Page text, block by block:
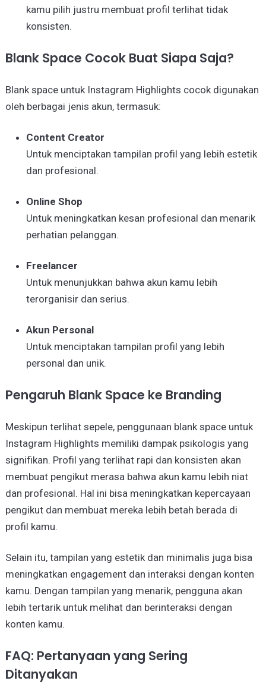
kamu pilih justru membuat profil terlihat tidak
konsisten.
Blank Space Cocok Buat Siapa Saja?
Blank space untuk Instagram Highlights cocok digunakan
oleh berbagai jenis akun, termasuk:
Content Creator
Untuk menciptakan tampilan profil yang lebih estetik
dan profesional.
Online Shop
Untuk meningkatkan kesan profesional dan menarik
perhatian pelanggan.
Freelancer
Untuk menunjukkan bahwa akun kamu lebih
terorganisir dan serius.
Akun Personal
Untuk menciptakan tampilan profil yang lebih
personal dan unik.
Pengaruh Blank Space ke Branding
Meskipun terlihat sepele, penggunaan blank space untuk
Instagram Highlights memiliki dampak psikologis yang
signifikan. Profil yang terlihat rapi dan konsisten akan
membuat pengikut merasa bahwa akun kamu lebih niat
dan profesional. Hal ini bisa meningkatkan kepercayaan
pengikut dan membuat mereka lebih betah berada di
profil kamu.
Selain itu, tampilan yang estetik dan minimalis juga bisa
meningkatkan engagement dan interaksi dengan konten
kamu. Dengan tampilan yang menarik, pengguna akan
lebih tertarik untuk melihat dan berinteraksi dengan
konten kamu.
FAQ: Pertanyaan yang Sering
Ditanyakan